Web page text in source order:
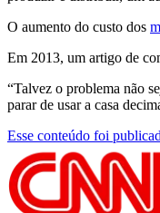
O aumento do custo dos
Em 2013, um artigo de
“Talvez o problema não
parar de usar a casa
Esse conteúdo foi